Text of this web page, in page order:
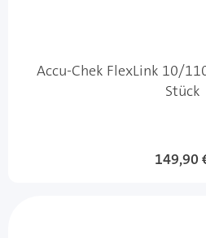
Accu-Chek FlexLink 10/
Stück
149,90